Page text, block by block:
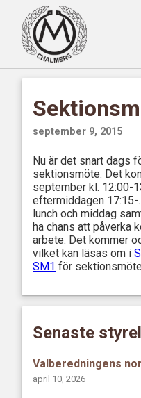
september 9, 2015
Nu är det snart dags
sektionsmöte. Det
september kl. 12:00-
eftermiddagen
lunch och middag
ha chans att påverka
arbete. Det kommer
vilket kan läsas om i
SM1 för
Senaste
Valberedningens
april 10, 2026